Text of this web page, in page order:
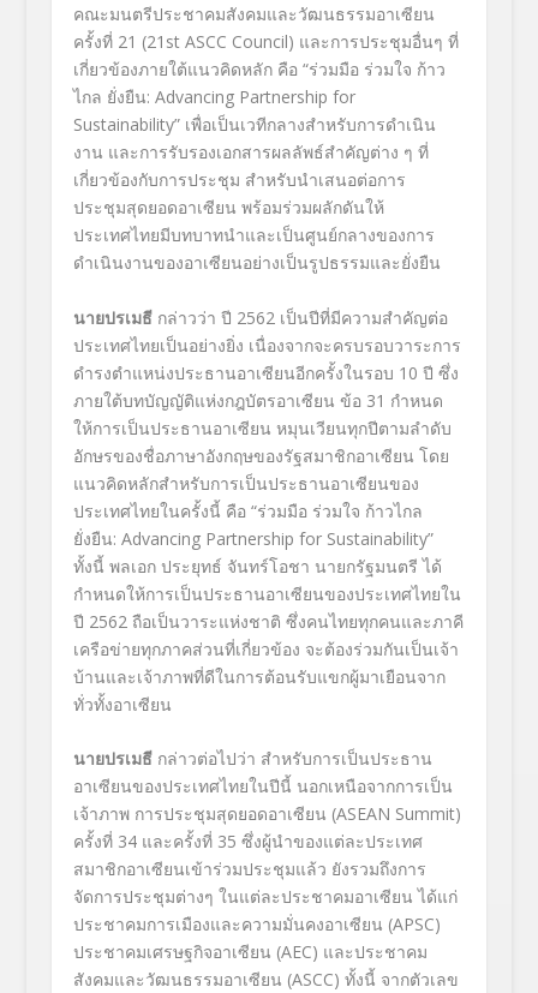
คณะมนตรีประชาคมสังคมและวัฒนธรรมอาเซียน
ครั้งที่ 21 (21 stASCC Council) และการประชุมอื่นๆ ที่
เกี่ยวข้องภายใต้แนวคิดหลัก คือ “ร่วมมือ ร่วมใจ ก้าว
ไกล ยั่งยืน: Advancing Partnership for
Sustainability” เพื่อเป็นเวทีกลางสำหรับการดำเนิน
งาน และการรับรองเอกสารผลลัพธ์สำคัญต่าง ๆ ที่
เกี่ยวข้องกับการประชุม สำหรับนำเสนอต่อการ
ประชุมสุดยอดอาเซียน พร้อมร่วมผลักดันให้
ประเทศไทยมีบทบาทนำและเป็นศูนย์กลางของการ
ดำเนินงานของอาเซียนอย่างเป็นรูปธรรมและยั่งยืน
นายปรเมธีกล่าวว่า ปี 2562 เป็นปีที่มีความสำคัญต่อ
ประเทศไทยเป็นอย่างยิ่ง เนื่องจากจะครบรอบวาระการ
ดำรงตำแหน่งประธานอาเซียนอีกครั้งในรอบ 10 ปี ซึ่ง
ภายใต้บทบัญญัติแห่งกฎบัตรอาเซียน ข้อ 31 กำหนด
ให้การเป็นประธานอาเซียน หมุนเวียนทุกปีตามลำดับ
อักษรของชื่อภาษาอังกฤษของรัฐสมาชิกอาเซียน โดย
แนวคิดหลักสำหรับการเป็นประธานอาเซียนของ
ประเทศไทยในครั้งนี้ คือ “ร่วมมือ ร่วมใจ ก้าวไกล
ยั่งยืน: Advancing Partnership for Sustainability”
ทั้งนี้ พลเอก ประยุทธ์ จันทร์โอชา นายกรัฐมนตรี ได้
กำหนดให้การเป็นประธานอาเซียนของประเทศไทยใน
ปี 2562 ถือเป็นวาระแห่งชาติ ซึ่งคนไทยทุกคนและภาคี
เครือข่ายทุกภาคส่วนที่เกี่ยวข้อง จะต้องร่วมกันเป็นเจ้า
บ้านและเจ้าภาพที่ดีในการต้อนรับแขกผู้มาเยือนจาก
ทั่วทั้งอาเซียน
นายปรเมธีกล่าวต่อไปว่า สำหรับการเป็นประธาน
อาเซียนของประเทศไทยในปีนี้ นอกเหนือจากการเป็น
เจ้าภาพ การประชุมสุดยอดอาเซียน (ASEAN Summit)
ครั้งที่ 34 และครั้งที่ 35 ซึ่งผู้นำของแต่ละประเทศ
สมาชิกอาเซียนเข้าร่วมประชุมแล้ว ยังรวมถึงการ
จัดการประชุมต่างๆ ในแต่ละประชาคมอาเซียน ได้แก่
ประชาคมการเมืองและความมั่นคงอาเซียน (APSC)
ประชาคมเศรษฐกิจอาเซียน (AEC) และประชาคม
สังคมและวัฒนธรรมอาเซียน (ASCC) ทั้งนี้ จากตัวเลข